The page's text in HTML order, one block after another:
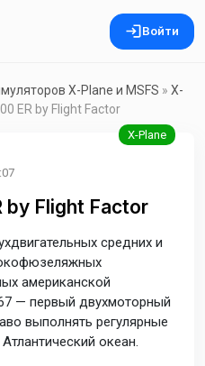
Войти
X-Plane и MSFS » X-
ER by Flight Factor
by Flight Factor
средних и
американской
— первый двухмоторный
выполнять регулярные
океан.